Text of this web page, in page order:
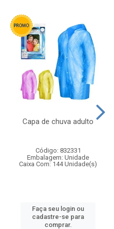
Capa de chuva adulto
Código: 832331
Embalagem: Unidade
Caixa Com: 144 Unidade(s)
Faça seu login ou
cadastre-se para
comprar.